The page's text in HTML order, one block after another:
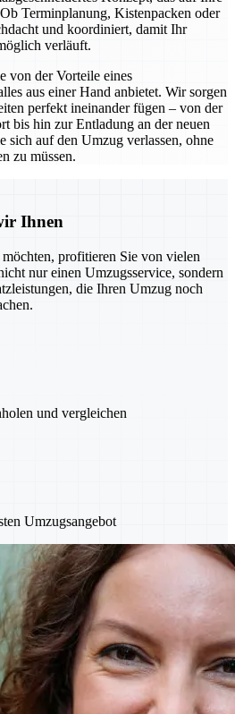
Terminplanung, Kistenpacken oder
und koordiniert, damit Ihr
verläuft.
von der Vorteile eines
aus einer Hand anbietet. Wir sorgen
perfekt ineinander fügen – von der
bis hin zur Entladung an der neuen
sich auf den Umzug verlassen, ohne
zu müssen.
Ihnen
profitieren Sie von vielen
nur einen Umzugsservice, sondern
die Ihren Umzug noch
und vergleichen
Umzugsangebot